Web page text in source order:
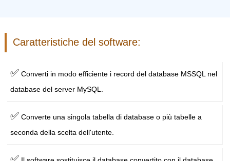
Caratteristiche del software:
✅ Converti in modo efficiente i record del database MSSQL nel
database del server MySQL.
✅ Converte una singola tabella di database o più tabelle a
seconda della scelta dell'utente.